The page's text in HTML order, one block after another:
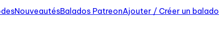
NouveautésBalados PatreonAjouter / Créer un balado